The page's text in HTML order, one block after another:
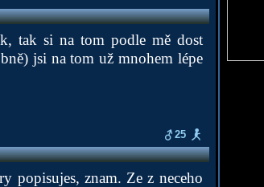
tak si na tom podle mě dost
jsi na tom už mnohem lépe
25
popisujes, znam. Ze z neceho